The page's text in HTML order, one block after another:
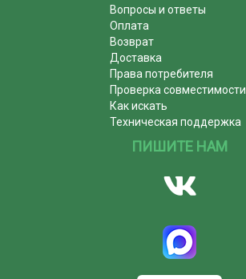
Вопросы и ответы
Оплата
Возврат
Доставка
Права потребителя
Проверка совместимости
Как искать
Техническая поддержка
ПИШИТЕ НАМ